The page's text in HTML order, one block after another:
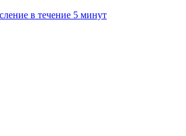
в течение 5 минут